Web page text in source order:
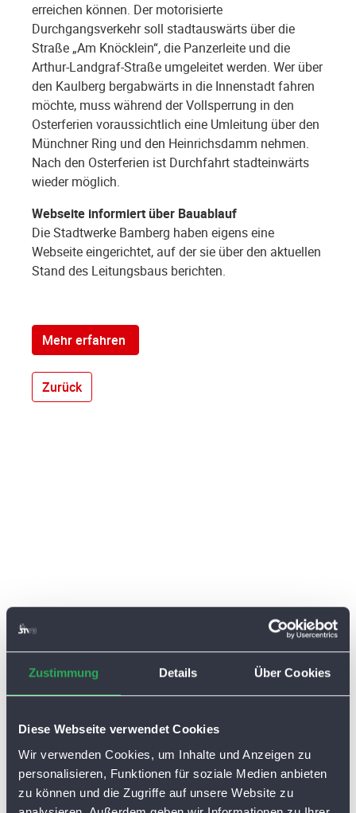
Zustimmung Details Über Cookies
Diese Webseite verwendet Cookies
Wir verwenden Cookies, um Inhalte und Anzeigen zu
personalisieren, Funktionen für soziale Medien anbieten
zu können und die Zugriffe auf unsere Website zu
erreichen können. Der motorisierte
Durchgangsverkehr soll stadtauswärts über die
Straße „Am Knöcklein“, die Panzerleite und die
Arthur-Landgraf-Straße umgeleitet werden. Wer über
den Kaulberg bergabwärts in die Innenstadt fahren
möchte, muss während der Vollsperrung in den
Osterferien voraussichtlich eine Umleitung über den
Münchner Ring und den Heinrichsdamm nehmen.
Nach den Osterferien ist Durchfahrt stadteinwärts
wieder möglich.
Webseite informiert über Bauablauf
Die Stadtwerke Bamberg haben eigens eine
Webseite eingerichtet, auf der sie über den aktuellen
Stand des Leitungsbaus berichten.
Mehr erfahren
Zurück